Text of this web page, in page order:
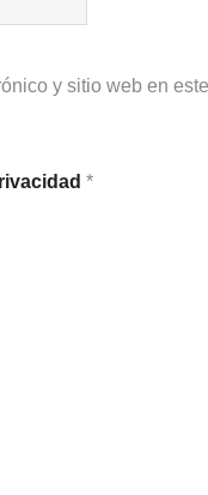
y sitio web en
*